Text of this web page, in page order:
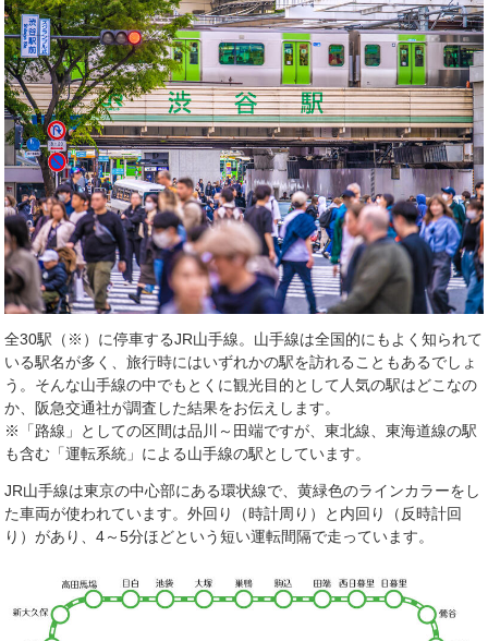
全30駅（※）に停車するJR山手線。山手線は全国的にもよく知られて
いる駅名が多く、旅行時にはいずれかの駅を訪れることもあるでしょ
う。そんな山手線の中でもとくに観光目的として人気の駅はどこなの
か、阪急交通社が調査した結果をお伝えします。
※「路線」としての区間は品川～田端ですが、東北線、東海道線の駅
も含む「運転系統」による山手線の駅としています。
JR山手線は東京の中心部にある環状線で、黄緑色のラインカラーをし
た車両が使われています。外回り（時計周り）と内回り（反時計回
り）があり、4～5分ほどという短い運転間隔で走っています。